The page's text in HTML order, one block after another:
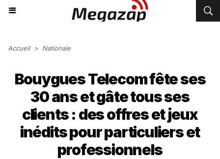
Accueil > Nationale
Bouygues Telecom fête ses
30 ans et gâte tous ses
clients : des offres et jeux
inédits pour particuliers et
professionnels